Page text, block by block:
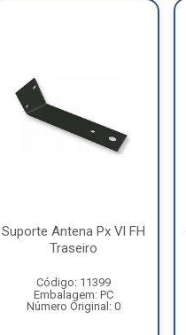
Suporte Antena Px Vl FH
Traseiro
Código: 11399
Embalagem: PC
Número Original: 0